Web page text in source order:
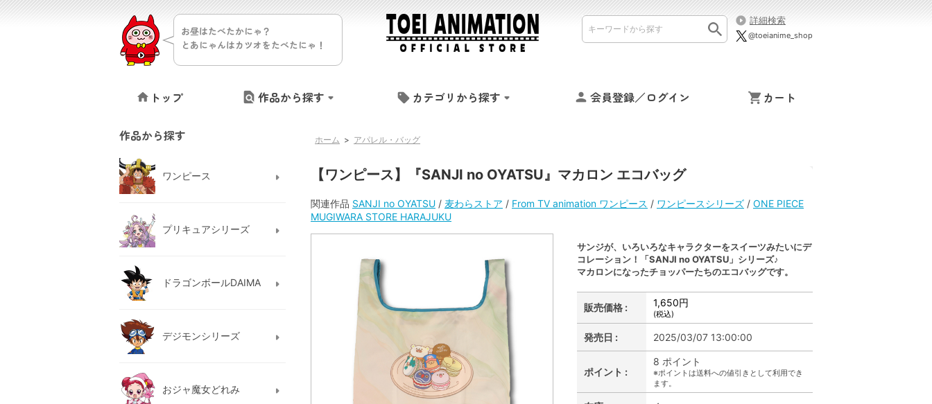
お昼はたべたかにゃ？
とあにゃんはカツオをたべたにゃ！
詳細検索
@toeianime_shop
トップ 作品から探す カテゴリから探す 会員登録／ログイン カート
ホーム > アパレル・バッグ
【ワンピース】『SANJI no OYATSU』マカロン エコバッグ
関連作品 SANJI no OYATSU / 麦わらストア / From TV animation ワンピース / ワンピースシリーズ / ONE PIECE
MUGIWARA STORE HARAJUKU
サンジが、いろいろなキャラクターをスイーツみたいにデ
コレーション！「SANJI no OYATSU」シリーズ♪
マカロンになったチョッパーたちのエコバッグです。
販売価格 : 1,650円
(税込)
発売日 : 2025/03/07 13:00:00
ポイント :
8 ポイント
※ポイントは送料への値引きとして利用でき
ます。
作品から探す
ワンピース
プリキュアシリーズ
ドラゴンボールDAIMA
デジモンシリーズ
おジャ魔女どれみ